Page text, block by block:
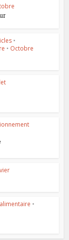
•
• Octobre
•